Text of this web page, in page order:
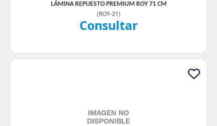
LÁMINA REPUESTO PREMIUM ROY 71 CM
(ROY-21)
Consultar